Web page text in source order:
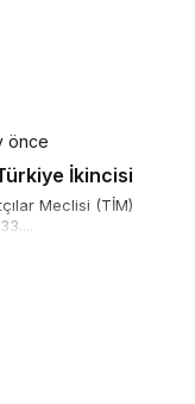
İkincisi
Meclisi (TİM)